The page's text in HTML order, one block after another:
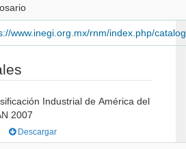
www.inegi.org.mx/rnm/index.php/
2007
Descargar